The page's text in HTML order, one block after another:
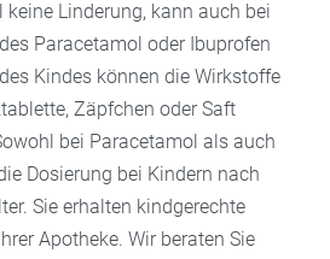
keine Linderung, kann auch bei
Paracetamol oder Ibuprofen
Kindes können die Wirkstoffe
Zäpfchen oder Saft
bei Paracetamol als auch
Dosierung bei Kindern nach
Sie erhalten kindgerechte
Apotheke. Wir beraten Sie